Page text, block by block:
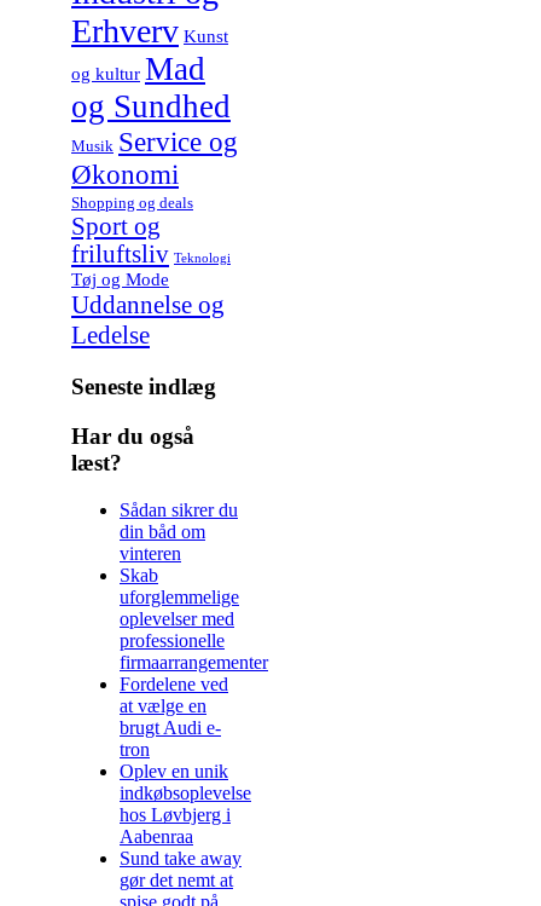
Erhverv Kunst
og kultur Mad
og Sundhed
Musik Service og
Økonomi
Shopping og deals
Sport og
friluftsliv Teknologi
Tøj og Mode
Uddannelse og
Ledelse
Seneste indlæg
Har du også
læst?
Sådan sikrer du
din båd om
vinteren
Skab
uforglemmelige
oplevelser med
professionelle
firmaarrangementer
Fordelene ved
at vælge en
brugt Audi e-
tron
Oplev en unik
indkøbsoplevelse
hos Løvbjerg i
Aabenraa
Sund take away
gør det nemt at
spise godt på